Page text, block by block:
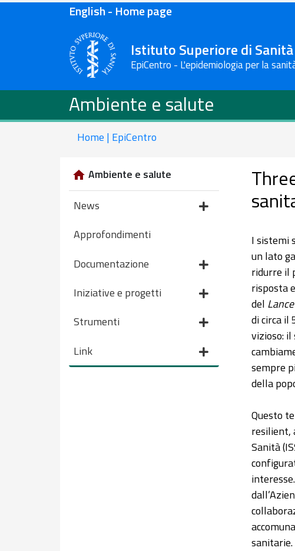
English - Home page
Istituto Superiore di Sanità
EpiCentro - L'epidemiologia per la
Ambiente e salute
Home | EpiCentro
Ambiente e salute
News
Approfondimenti
Documentazione
Iniziative e progetti
Strumenti
Link
I sistemi
un lato
ridurre il
risposta
del
di circa il
vizioso:
sempre
della
Questo
resilient,
Sanità
sanitarie.